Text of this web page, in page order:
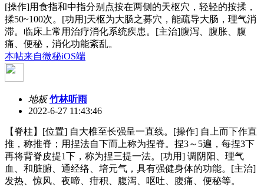
[操作]用食指和中指分别点按在两侧的天枢穴，轻轻的按揉，
揉50~100次。[功用]天枢为大肠之募穴，能疏导大肠，理气消
滞。临床上常用治疗消化系统疾患。[主治]腹泻、腹胀、腹
痛、便秘，消化功能紊乱。
本帖来自微秘iOS端
地板 竹林听雨
2022-6-27 11:43:46
【脊柱】[位置] 自大椎至长强呈一直线。[操作] 自上而下作直
推，称推脊；用捏法自下而上称为捏脊。捏3～5遍，每捏3下
再将背脊皮提1下，称为捏三提一法。[功用] 调阴阳、理气
血、和脏腑、通经络、培元气，具有强健身体的功能。[主治]
发热、惊风、夜啼、疳积、腹泻、呕吐、腹痛、便秘等。